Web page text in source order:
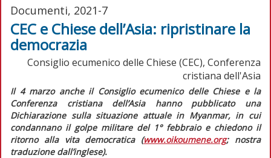
Documenti, 2021-7
CEC e Chiese dell’Asia: ripristinare la
democrazia
Consiglio ecumenico delle Chiese (CEC), Conferenza
cristiana dell'Asia
Il 4 marzo anche il Consiglio ecumenico delle Chiese e la
Conferenza cristiana dell’Asia hanno pubblicato una
Dichiarazione sulla situazione attuale in Myanmar, in cui
condannano il golpe militare del 1° febbraio e chiedono il
ritorno alla vita democratica (www.oikoumene.org; nostra
traduzione dall’inglese).